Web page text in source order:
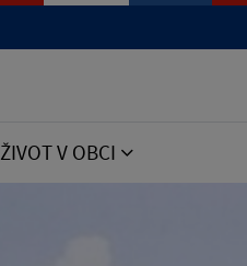
ŽIVOT V OBCI